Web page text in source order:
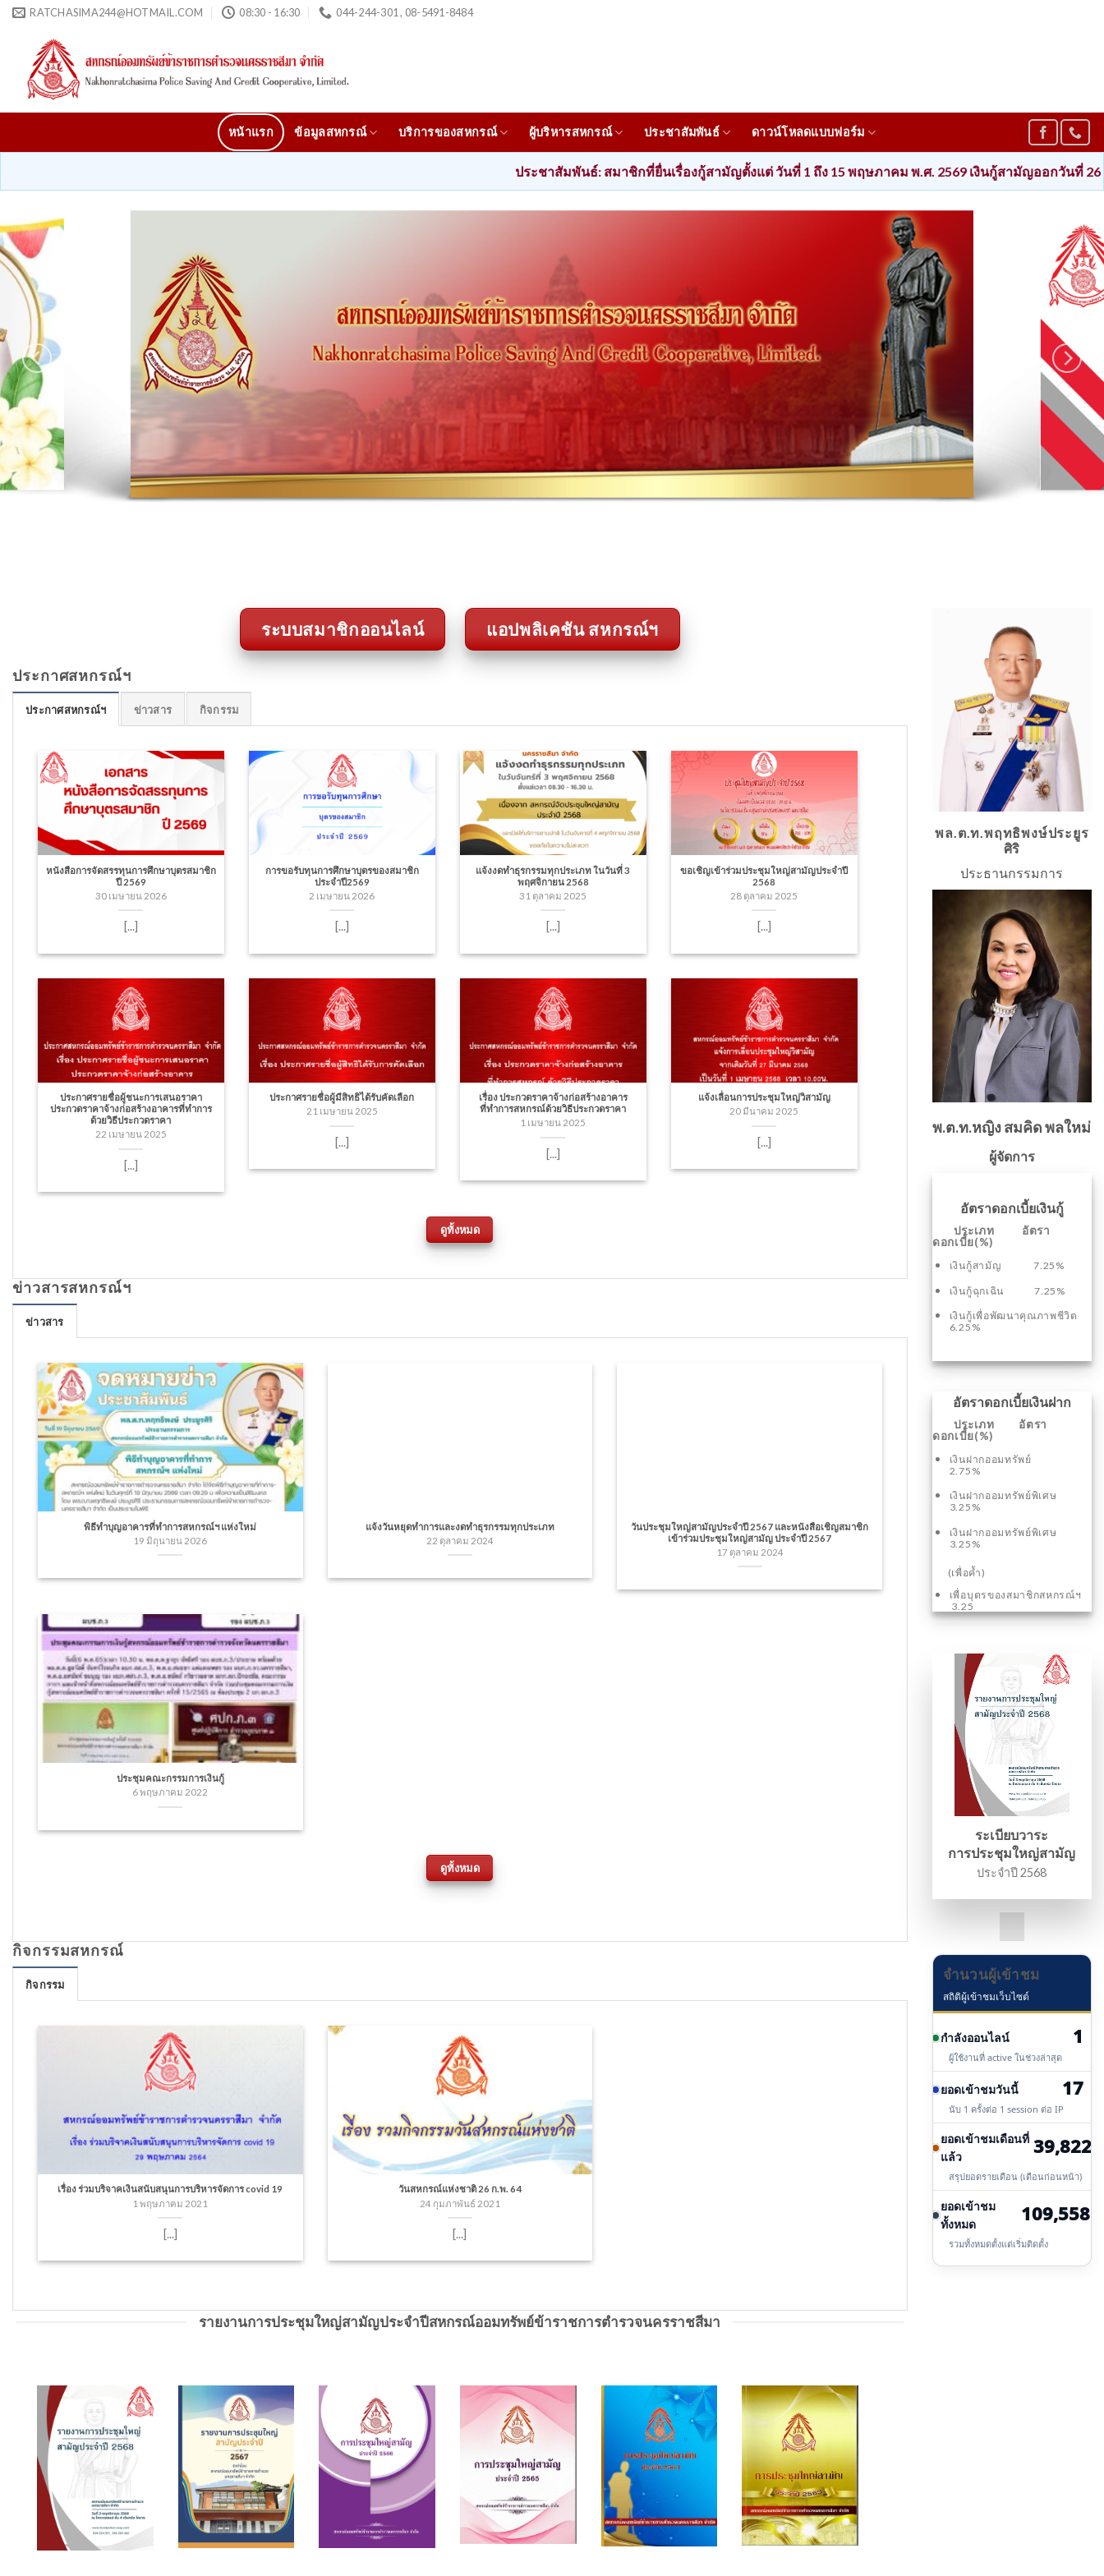
Skip
content
RATCHASIMA244@HOTMAIL.COM 08:30 - 16:30 044-244-301 , 08-5491-8484
หน้าแรก ข้อมูลสหกรณ์ บริการของสหกรณ์ ผู้บริหารสหกรณ์ ประชาสัมพันธ์ ดาวน์โหลดแบบฟอร์ม
ประชาสัมพันธ์: สมาชิกที่ยื่นเรื่องกู้สามัญตั้งแต่ วันที่ 1 ถึง 15 พฤษภาคม พ.ศ. 2569 เงินกู้สามัญออกวันที่ 26 พฤษภาคม พ.ศ. 2569
ระบบสมาชิกออนไลน์ แอปพลิเคชัน สหกรณ์ฯ
ประกาศสหกรณ์ฯ
ประกาศสหกรณ์ฯ ข่าวสาร กิจกรรม
หนังสือการจัดสรรทุนการศึกษาบุตรสมาชิก
ปี 2569
30 เมษายน 2026
[...]
การขอรับทุนการศึกษาบุตรของสมาชิก
ประจำปี2569
2 เมษายน 2026
[...]
แจ้งงดทำธุรกรรมทุกประเภท ในวันที่ 3
พฤศจิกายน 2568
31 ตุลาคม 2025
[...]
ขอเชิญเข้าร่วมประชุมใหญ่สามัญประจำปี
2568
28 ตุลาคม 2025
[...]
ประกาศรายชื่อผู้ชนะการเสนอราคา
ประกวดราคาจ้างก่อสร้างอาคารที่ทำการ
ด้วยวิธีประกวดราคา
22 เมษายน 2025
[...]
ประกาศรายชื่อผู้มีสิทธิได้รับคัดเลือก
21 เมษายน 2025
[...]
เรื่อง ประกวดราคาจ้างก่อสร้างอาคาร
ที่ทำการสหกรณ์ด้วยวิธีประกวดราคา
1 เมษายน 2025
[...]
แจ้งเลื่อนการประชุมใหญ่วิสามัญ
20 มีนาคม 2025
[...]
ดูทั้งหมด
ข่าวสารสหกรณ์ฯ
ข่าวสาร
พิธีทำบุญอาคารที่ทำการสหกรณ์ฯ แห่งใหม่
19 มิถุนายน 2026
แจ้งวันหยุดทำการและงดทำธุรกรรมทุกประเภท
22 ตุลาคม 2024
วันประชุมใหญ่สามัญประจำปี 2567 และหนังสือเชิญสมาชิก
เข้าร่วมประชุมใหญ่สามัญ ประจำปี 2567
17 ตุลาคม 2024
ประชุมคณะกรรมการเงินกู้
6 พฤษภาคม 2022
ดูทั้งหมด
กิจกรรมสหกรณ์
กิจกรรม
เรื่อง ร่วมบริจาคเงินสนับสนุนการบริหารจัดการ covid 19
1 พฤษภาคม 2021
[...]
วันสหกรณ์แห่งชาติ 26 ก.พ. 64
24 กุมภาพันธ์ 2021
[...]
รายงานการประชุมใหญ่สามัญประจำปีสหกรณ์ออมทรัพย์ข้าราชการตำรวจนครราชสีมา
พล.ต.ท.พฤทธิพงษ์ประยูร
ศิริ
ประธานกรรมการ
พ.ต.ท.หญิง สมคิด พลใหม่
ผู้จัดการ
อัตราดอกเบี้ยเงินกู้
ประเภท อัตรา
ดอกเบี้ย(%)
เงินกู้สามัญ 7.25%
เงินกู้ฉุกเฉิน 7.25%
เงินกู้เพื่อพัฒนาคุณภาพชีวิต
6.25%
อัตราดอกเบี้ยเงินฝาก
ประเภท อัตรา
ดอกเบี้ย(%)
เงินฝากออมทรัพย์
2.75%
เงินฝากออมทรัพย์พิเศษ
3.25%
เงินฝากออมทรัพย์พิเศษ
3.25%
(เพื่อค้ำ)
เพื่อบุตรของสมาชิกสหกรณ์ฯ
3.25
ระเบียบวาระ
การประชุมใหญ่สามัญ
ประจำปี 2568
จำนวนผู้เข้าชม
สถิติผู้เข้าชมเว็บไซต์
กำลังออนไลน์ 1
ผู้ใช้งานที่ active ในช่วงล่าสุด
ยอดเข้าชมวันนี้ 17
นับ 1 ครั้งต่อ 1 session ต่อ IP
ยอดเข้าชมเดือนที่
แล้ว
39,822
สรุปยอดรายเดือน (เดือนก่อนหน้า)
ยอดเข้าชม
ทั้งหมด
109,558
รวมทั้งหมดตั้งแต่เริ่มติดตั้ง